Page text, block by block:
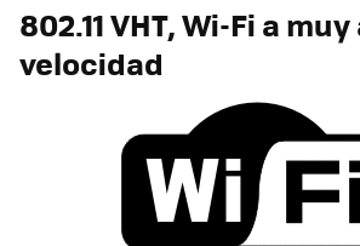
802.11 VHT, Wi-Fi a
velocidad